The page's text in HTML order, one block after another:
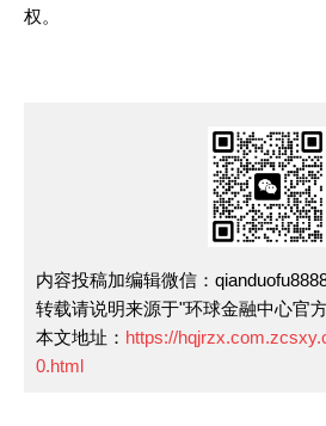
权。
内容投稿加编辑微信：
转载请说明来源于"环球金融中心官
本文地址： https://
0.html